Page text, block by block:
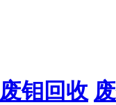
废钼回收